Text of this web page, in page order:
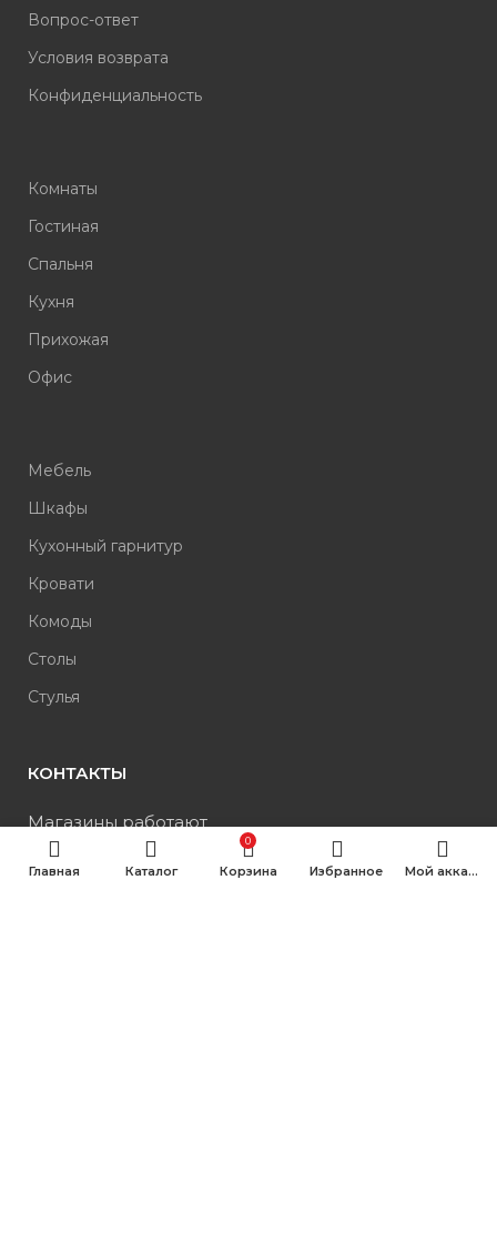
Вопрос-ответ
Условия возврата
Конфиденциальность
Комнаты
Гостиная
Спальня
Кухня
Прихожая
Офис
Мебель
Шкафы
Кухонный гарнитур
Кровати
Комоды
Столы
Стулья
КОНТАКТЫ
Магазины работают
ежедневно: 09:00–19:00
Главная Каталог
0
Корзина Избранное Мой аккаунт